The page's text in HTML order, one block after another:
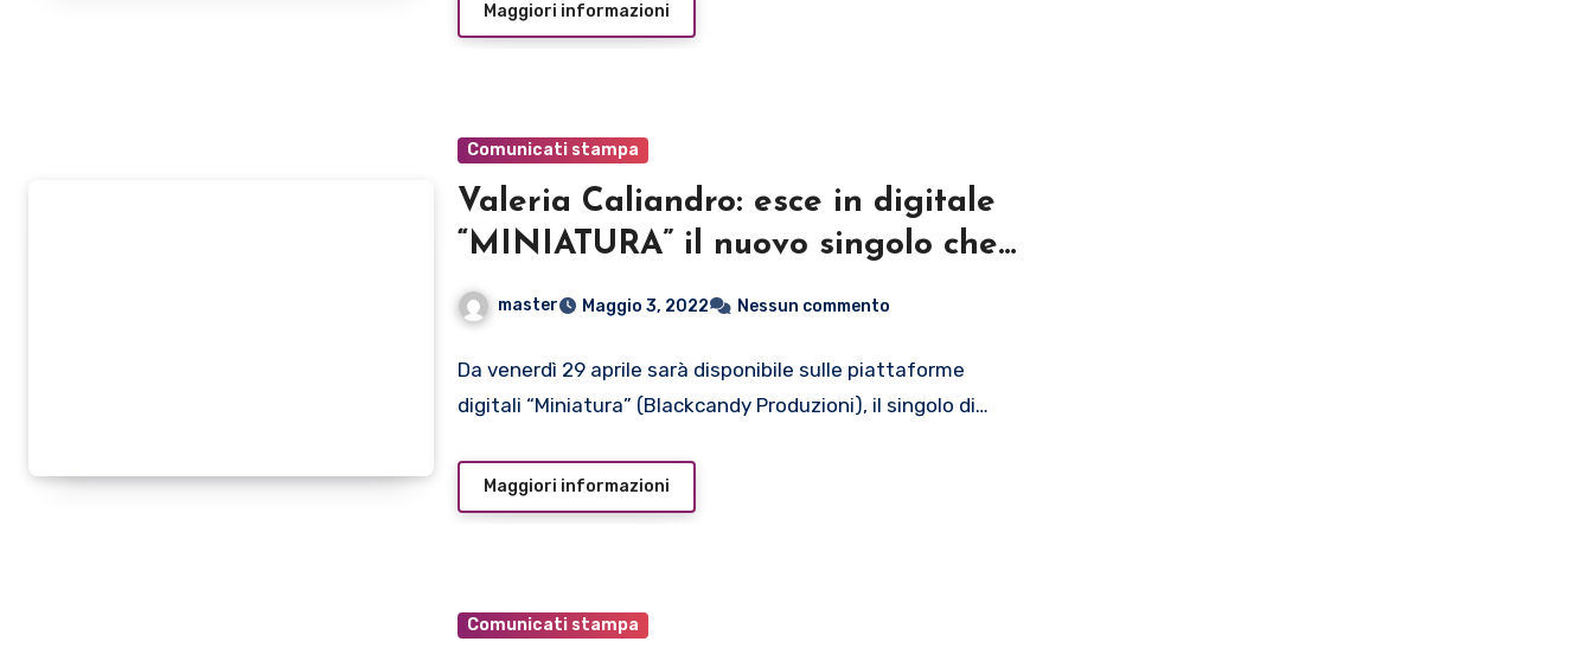
Maggiori informazioni
Comunicati stampa
Valeria Caliandro: esce in digitale
“MINIATURA” il nuovo singolo che
anticipa il nuovo disco
“MINIATURE”
master Maggio 3, 2022 Nessun commento
Da venerdì 29 aprile sarà disponibile sulle piattaforme
digitali “Miniatura” (Blackcandy Produzioni), il singolo di…
Maggiori informazioni
Comunicati stampa